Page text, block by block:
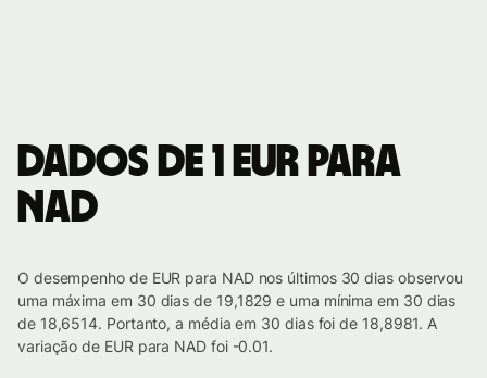
Dados de 1 EUR para
NAD
O desempenho de EUR para NAD nos últimos 30 dias observou
uma máxima em 30 dias de 19,1829 e uma mínima em 30 dias
de 18,6514. Portanto, a média em 30 dias foi de 18,8981. A
variação de EUR para NAD foi -0.01.